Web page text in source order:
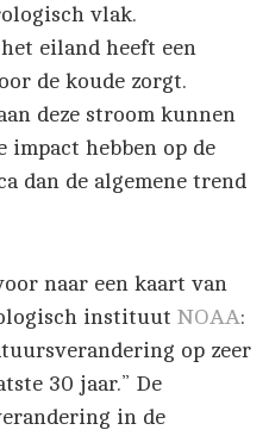
vlak.
eiland heeft een
de koude zorgt.
deze stroom kunnen
impact hebben op de
dan de algemene trend
naar een kaart van
instituut NOAA:
op zeer
30 jaar.” De
in de